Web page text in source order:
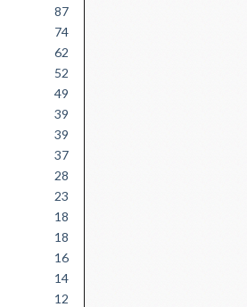
87
74
62
52
49
39
39
37
28
23
18
18
16
14
12